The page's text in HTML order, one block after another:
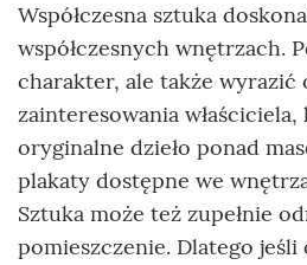
Współczesna sztuka
współczesnych wnętrzach.
charakter, ale także wyrazić
zainteresowania
oryginalne dzieło ponad
plakaty dostępne we
Sztuka może też zupełnie
pomieszczenie. Dlatego